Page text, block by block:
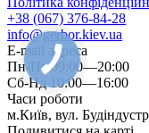
+38 (067) 376-84-28
info@gerbor.kiev.ua
E-mail адреса
Пн-Пт 09:00—20:00
Сб-Нд 10:00—16:00
Часи роботи
м.Київ, вул.